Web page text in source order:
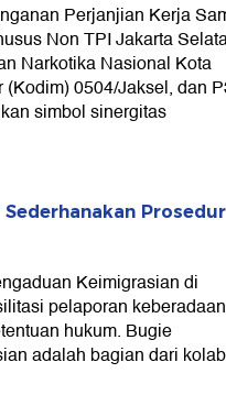
Perjanjian Kerja
Non TPI Jakarta
Narkotika Nasional Kota
0504/Jaksel, dan
simbol sinergitas
Prosedur
Keimigrasian di
pelaporan keberadaan
hukum. Bugie
adalah bagian dari